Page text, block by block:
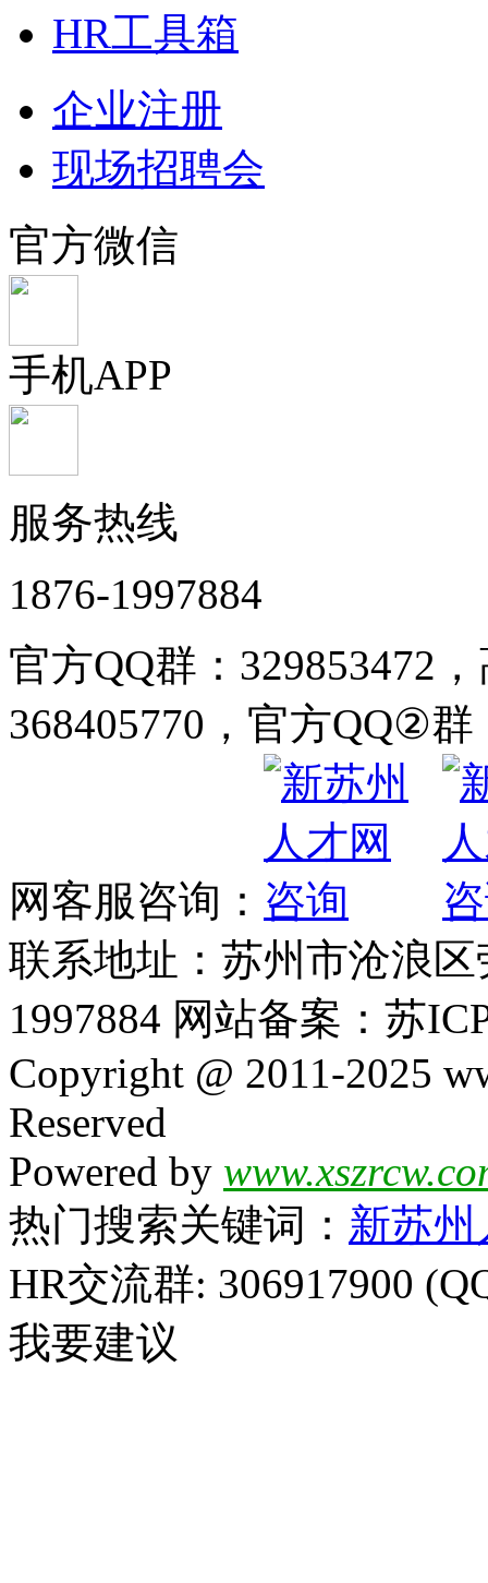
HR工具箱
企业注册
现场招聘会
官方微信
手机APP
服务热线
1876-1997884
官方QQ群：329853472
368405770，官方QQ②群
网客服咨询：
联系地址：苏州市沧浪
1997884 网站备案：苏
Copyright @ 2011-2025
Reserved
Powered by
热门搜索关键词： 新苏
HR交流群: 306917900
我要建议